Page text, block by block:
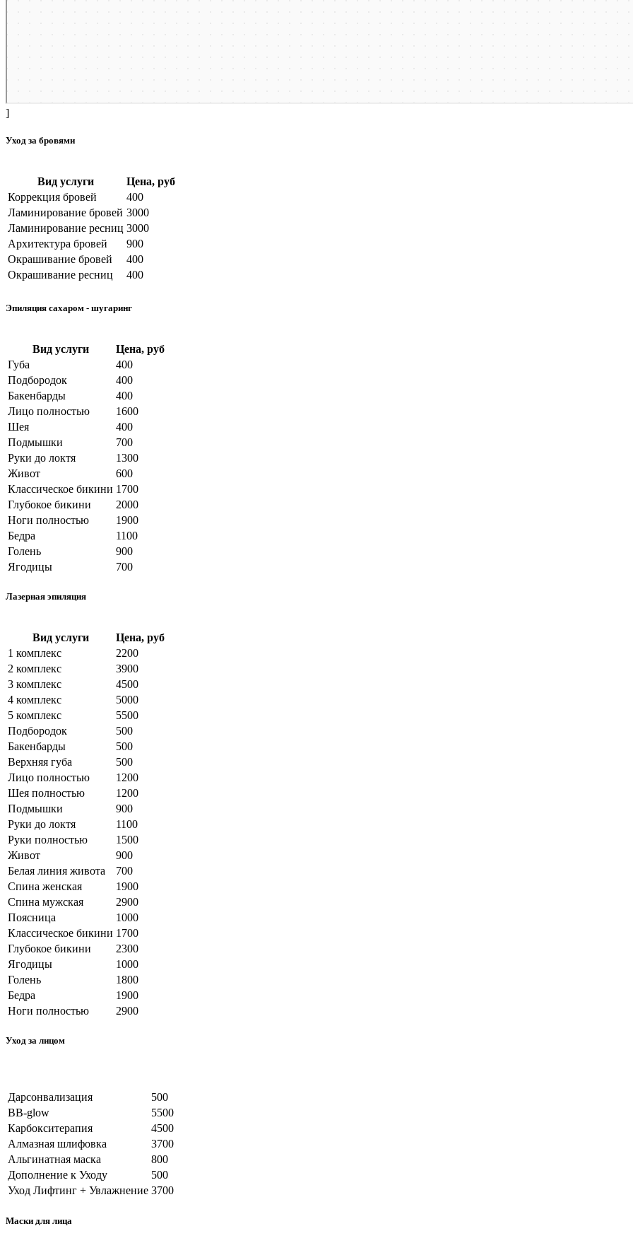
]
Уход за бровями
Вид услуги
Цена, руб
Коррекция бровей
400
Ламинирование бровей 3000
Ламинирование ресниц 3000
Архитектура бровей
900
Окрашивание бровей
400
Окрашивание ресниц
400
Эпиляция сахаром - шугаринг
Вид услуги
Цена, руб
Губа
400
Подбородок
400
Бакенбарды
400
Лицо полностью
1600
Шея
400
Подмышки
700
Руки до локтя
1300
Живот
600
Классическое бикини 1700
Глубокое бикини
2000
Ноги полностью
1900
Бедра
1100
Голень
900
Ягодицы
700
Лазерная эпиляция
Вид услуги
Цена, руб
1 комплекс
2200
2 комплекс
3900
3 комплекс
4500
4 комплекс
5000
5 комплекс
5500
Подбородок
500
Бакенбарды
500
Верхняя губа
500
Лицо полностью
1200
Шея полностью
1200
Подмышки
900
Руки до локтя
1100
Руки полностью
1500
Живот
900
Белая линия живота
700
Спина женская
1900
Спина мужская
2900
Поясница
1000
Классическое бикини 1700
Глубокое бикини
2300
Ягодицы
1000
Голень
1800
Бедра
1900
Ноги полностью
2900
Уход за лицом
Дарсонвализация
500
BB-glow
5500
Карбокситерапия
4500
Алмазная шлифовка
3700
Альгинатная маска
800
Дополнение к Уходу
500
Уход Лифтинг + Увлажнение 3700
Маски для лица